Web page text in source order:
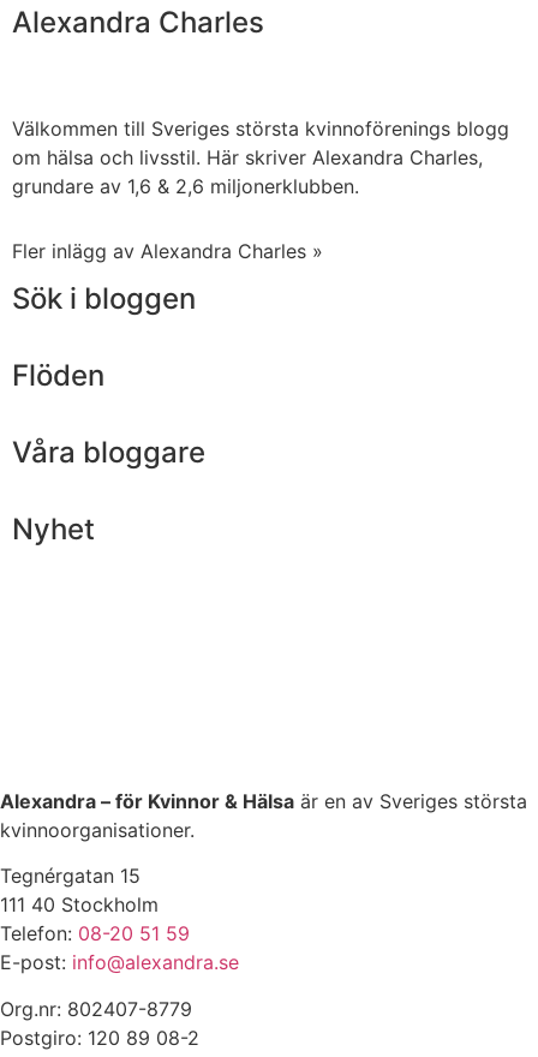
Alexandra Charles
Välkommen till Sveriges största kvinnoförenings blogg
om hälsa och livsstil. Här skriver Alexandra Charles,
grundare av 1,6 & 2,6 miljonerklubben.
Fler inlägg av Alexandra Charles »
Sök i bloggen
Flöden
Våra bloggare
Nyhet
Alexandra – för Kvinnor & Hälsa är en av Sveriges största
kvinnoorganisationer.
Tegnérgatan 15
111 40 Stockholm
Telefon: 08-20 51 59
E-post: info@alexandra.se
Org.nr: 802407-8779
Postgiro: 120 89 08-2